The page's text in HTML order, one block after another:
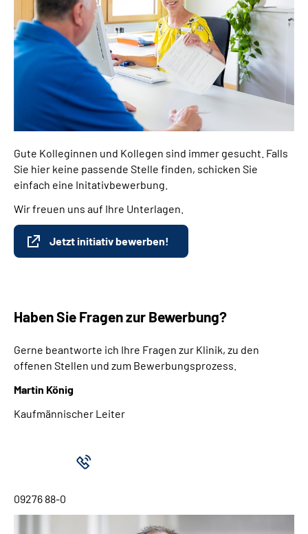
Gute Kolleginnen und Kollegen sind immer gesucht. Falls
Sie hier keine passende Stelle finden, schicken Sie
einfach eine Initativbewerbung.
Wir freuen uns auf Ihre Unterlagen.
Jetzt initiativ bewerben!
Haben Sie Fragen zur Bewerbung?
Gerne beantworte ich Ihre Fragen zur Klinik, zu den
offenen Stellen und zum Bewerbungsprozess.
Martin König
Kaufmännischer Leiter
09276 88-0